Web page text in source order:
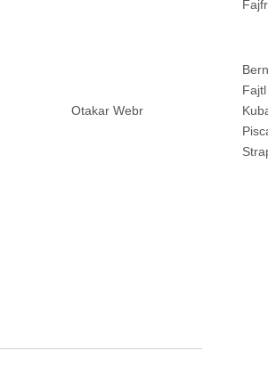
Otakar Webr